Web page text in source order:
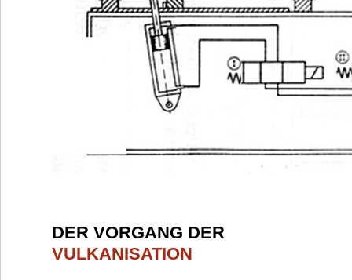
DER VORGANG DER
VULKANISATION